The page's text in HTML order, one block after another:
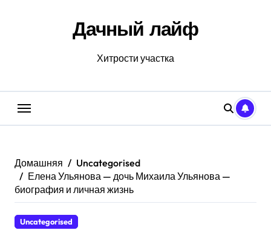
Дачный лайф
Хитрости участка
Домашняя
Uncategorised
Елена Ульянова — дочь Михаила Ульянова —
биография и личная жизнь
Uncategorised